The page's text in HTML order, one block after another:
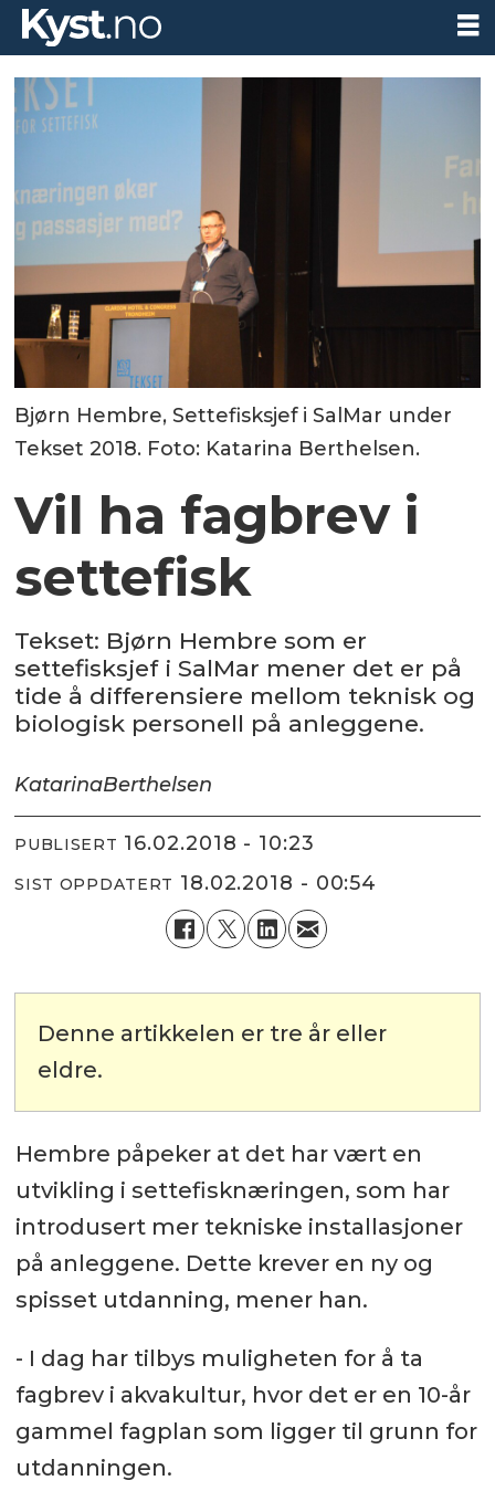
Bjørn Hembre, Settefisksjef i SalMar under
Tekset 2018. Foto: Katarina Berthelsen.
Vil ha fagbrev i
settefisk
Tekset: Bjørn Hembre som er
settefisksjef i SalMar mener det er på
tide å differensiere mellom teknisk og
biologisk personell på anleggene.
KatarinaBerthelsen
PUBLISERT 16.02.2018 - 10:23
SIST OPPDATERT 18.02.2018 - 00:54
Denne artikkelen er tre år eller
eldre.
Hembre påpeker at det har vært en
utvikling i settefisknæringen, som har
introdusert mer tekniske installasjoner
på anleggene. Dette krever en ny og
spisset utdanning, mener han.
- I dag har tilbys muligheten for å ta
fagbrev i akvakultur, hvor det er en 10-år
gammel fagplan som ligger til grunn for
utdanningen.